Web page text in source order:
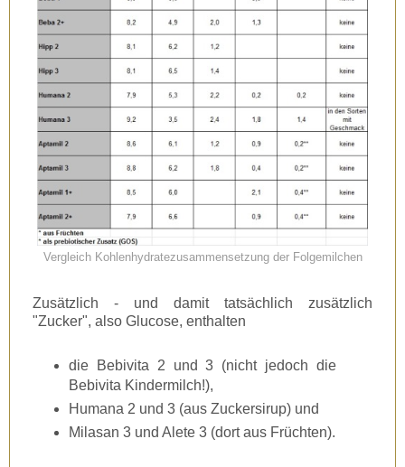
Vergleich Kohlenhydratezusammensetzung der Folgemilchen
Zusätzlich - und damit tatsächlich zusätzlich
"Zucker", also Glucose, enthalten
die Bebivita 2 und 3 (nicht jedoch die
Bebivita Kindermilch!),
Humana 2 und 3 (aus Zuckersirup) und
Milasan 3 und Alete 3 (dort aus Früchten).